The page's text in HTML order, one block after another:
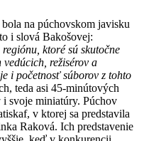
na púchovskom javisku
i slová Bakošovej:
ktoré sú skutočne
režisérov a
i početnosť súborov z tohto
teda asi 45-minútových
svoje miniatúry. Púchov
v ktorej sa predstavila
Raková. Ich predstavenie